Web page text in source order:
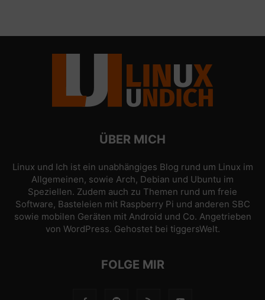
ÜBER MICH
Linux und Ich ist ein unabhängiges Blog rund um Linux im
Allgemeinen, sowie Arch, Debian und Ubuntu im
Speziellen. Zudem auch zu Themen rund um freie
Software, Basteleien mit Raspberry Pi und anderen SBC
sowie mobilen Geräten mit Android und Co. Angetrieben
von WordPress. Gehostet bei tiggersWelt.
FOLGE MIR